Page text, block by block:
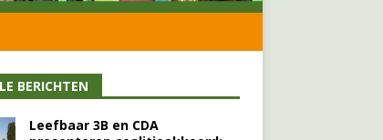
BERICHTEN
Leefbaar 3B en CDA